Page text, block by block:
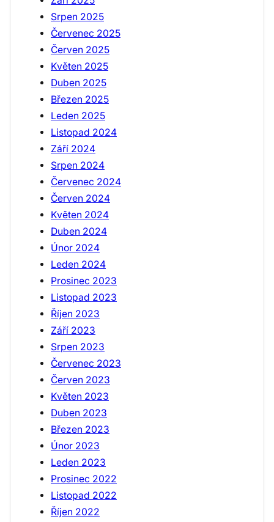
Srpen 2025
Červenec 2025
Červen 2025
Květen 2025
Duben 2025
Březen 2025
Leden 2025
Listopad 2024
Září 2024
Srpen 2024
Červenec 2024
Červen 2024
Květen 2024
Duben 2024
Únor 2024
Leden 2024
Prosinec 2023
Listopad 2023
Říjen 2023
Září 2023
Srpen 2023
Červenec 2023
Červen 2023
Květen 2023
Duben 2023
Březen 2023
Únor 2023
Leden 2023
Prosinec 2022
Listopad 2022
Říjen 2022